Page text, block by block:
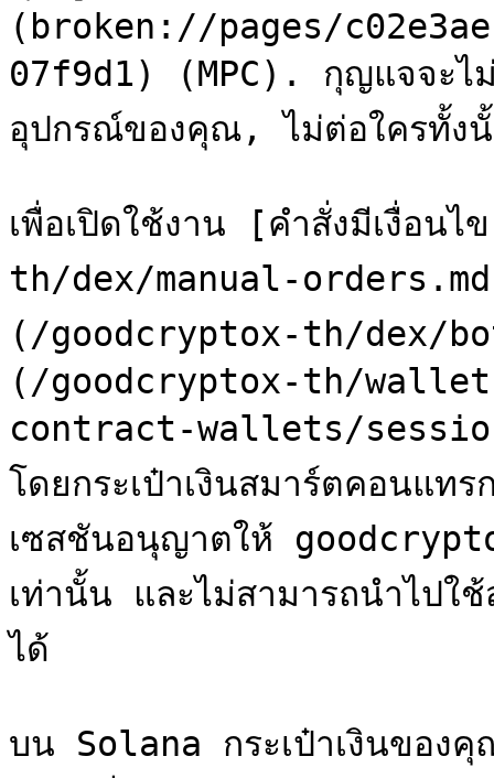
(broken://pages/
07f9d1) (MPC). กุญแจจะไม่
อุปกรณ์ของคุณ, ไม่ต่อใครทั้ง
เพื่อเปิดใช้งาน [คำสั่งมีเงื่อ
th/dex/manual-
(/goodcryptox-th/dex/
(/goodcryptox-th/
contract-wallets/
โดยกระเป๋าเงินสมาร์ตคอนแ
เซสชันอนุญาตให้
เท่านั้น และไม่สามารถนำไปใ
ได้
บน Solana กระเป๋าเงินของคุ